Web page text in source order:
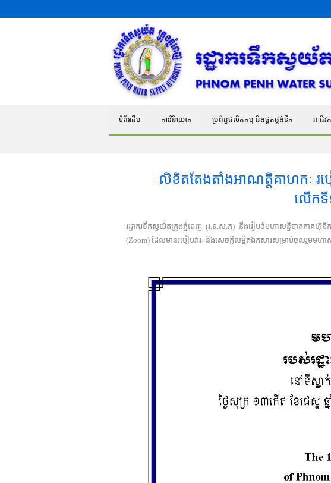
ទំព័រដើម ការវិនិយោគ ប្រព័ន្ធផលិតកម្ម និងផ្គត់ផ្គង់ទឹក អាជីវក
លិខិតតែងតាំងអាណត្តិគាហកៈ រ
លើកទី
រដ្ឋាករទឹកស្វយ័តក្រុងភ្នំពេញ (រ.ទ.ស.ភ) នឹងរៀបចំមហាសន្និបាតភាគ
(Zoom) ដែលមានរបៀបវារៈ និងសេចក្តីលម្អិតឯកសារសម្រាប់ចូលរួមម